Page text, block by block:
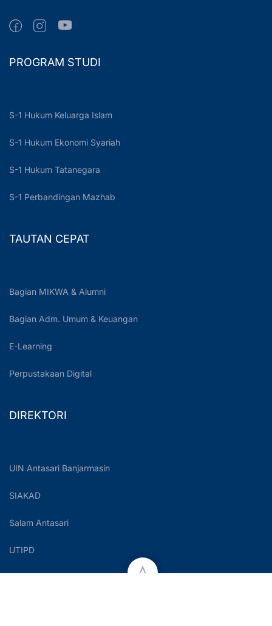
PROGRAM STUDI
S-1 Hukum Keluarga Islam
S-1 Hukum Ekonomi Syariah
S-1 Hukum Tatanegara
S-1 Perbandingan Mazhab
TAUTAN CEPAT
Bagian MIKWA & Alumni
Bagian Adm. Umum & Keuangan
E-Learning
Perpustakaan Digital
DIREKTORI
UIN Antasari Banjarmasin
SIAKAD
Salam Antasari
UTIPD